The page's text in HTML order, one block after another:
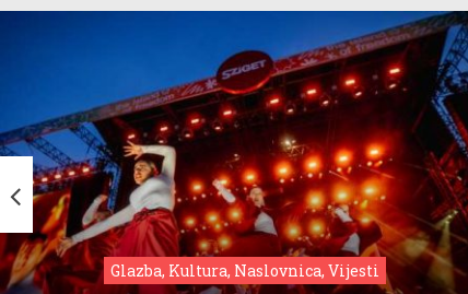
Glazba, Kultura, Naslovnica, Vijesti